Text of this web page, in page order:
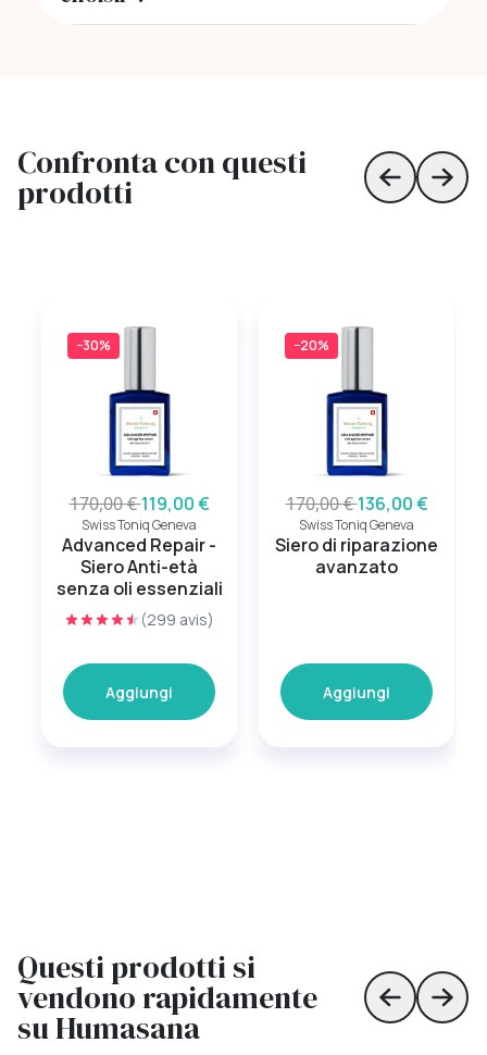
Confronta con questi
prodotti Skip toSkip
−30%
170,00 €119,00 €
Swiss Toniq Geneva
Advanced Repair -
Siero Anti-età
senza oli essenziali
(299 avis)
Aggiungi
−20%
170,00 €136,00 €
Swiss Toniq Geneva
Siero di riparazione
avanzato
Aggiungi
Questi prodotti si
vendono rapidamente
su Humasana Skip toSkip